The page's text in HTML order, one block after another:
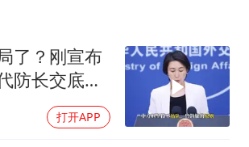
了？刚宣布
防长交底，
打开APP